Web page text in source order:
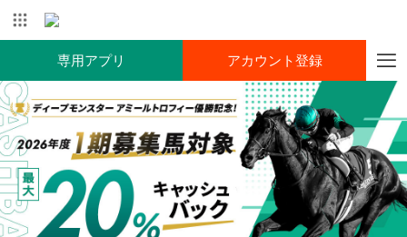
専用アプリ アカウント登録